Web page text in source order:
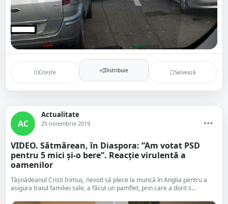
Citește Distribuie Salvează
AC
Actualitate
25 noiembrie 2019
VIDEO. Sătmărean, în Diaspora: ”Am votat PSD
pentru 5 mici și-o bere”. Reacție virulentă a
oamenilor
Tășnădeanul Cristi Irimuș, nevoit să plece la muncă în Anglia pentru a
asigura traiul familiei sale, a făcut un pamflet, prin care a dorit s...